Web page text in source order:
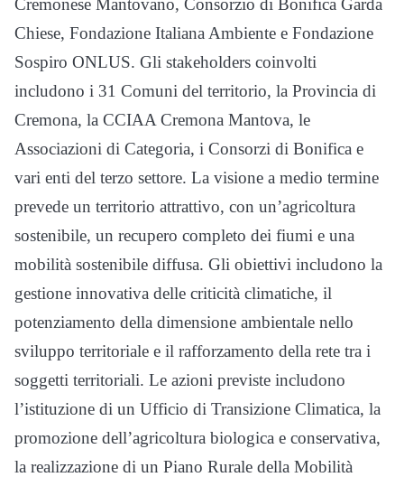
Cremonese Mantovano, Consorzio di Bonifica Garda
Chiese, Fondazione Italiana Ambiente e Fondazione
Sospiro ONLUS. Gli stakeholders coinvolti
includono i 31 Comuni del territorio, la Provincia di
Cremona, la CCIAA Cremona Mantova, le
Associazioni di Categoria, i Consorzi di Bonifica e
vari enti del terzo settore. La visione a medio termine
prevede un territorio attrattivo, con un’agricoltura
sostenibile, un recupero completo dei fiumi e una
mobilità sostenibile diffusa. Gli obiettivi includono la
gestione innovativa delle criticità climatiche, il
potenziamento della dimensione ambientale nello
sviluppo territoriale e il rafforzamento della rete tra i
soggetti territoriali. Le azioni previste includono
l’istituzione di un Ufficio di Transizione Climatica, la
promozione dell’agricoltura biologica e conservativa,
la realizzazione di un Piano Rurale della Mobilità